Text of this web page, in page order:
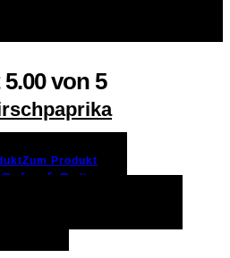
5.00von 5
Zum Produkt